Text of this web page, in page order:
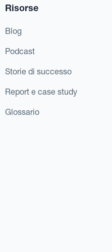
Risorse
Blog
Podcast
Storie di successo
Report e case study
Glossario